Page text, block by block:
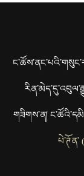
གཟིགས་ན།
པེ་ཊོན་